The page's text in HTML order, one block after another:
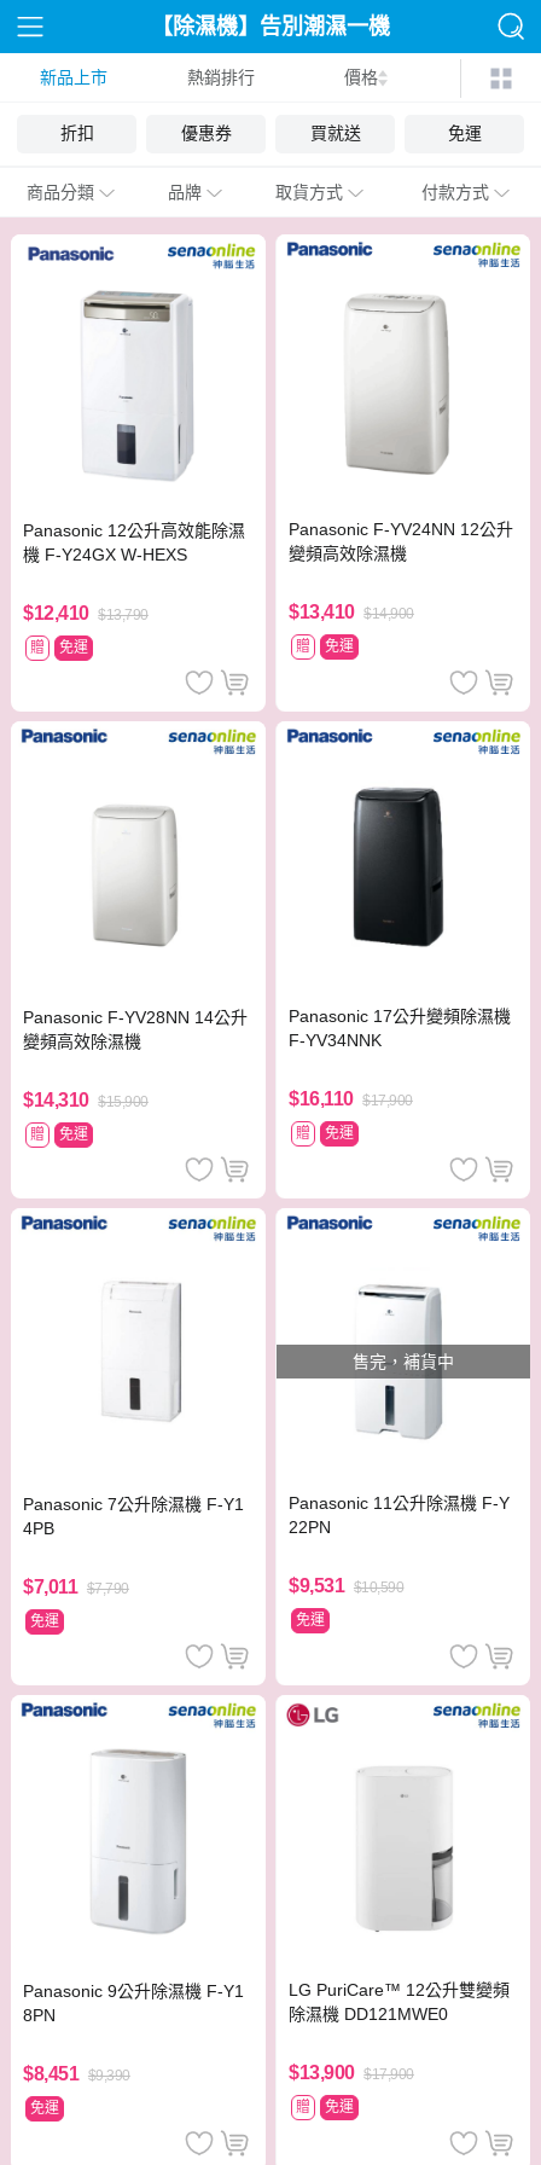
【除濕機】告別潮濕一機
搞定
新品上市 熱銷排行 價格
折扣 優惠券 買就送 免運
商品分類 品牌 取貨方式 付款方式
Panasonic 12公升高效能除濕
機 F-Y24GX W-HEXS
$12,410 $13,790
贈
免運
Panasonic F-YV24NN 12公升
變頻高效除濕機
$13,410 $14,900
贈
免運
Panasonic F-YV28NN 14公升
變頻高效除濕機
$14,310 $15,900
贈
免運
Panasonic 17公升變頻除濕機
F-YV34NNK
$16,110 $17,900
贈
免運
Panasonic 7公升除濕機 F-Y1
4PB
$7,011 $7,790
免運
售完，補貨中
Panasonic 11公升除濕機 F-Y
22PN
$9,531 $10,590
免運
Panasonic 9公升除濕機 F-Y1
8PN
$8,451 $9,390
免運
LG PuriCare™ 12公升雙變頻
除濕機 DD121MWE0
$13,900 $17,900
贈
免運